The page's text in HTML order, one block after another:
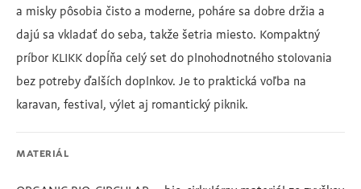
a misky pôsobia čisto a moderne, poháre sa dobre držia a
dajú sa vkladať do seba, takže šetria miesto. Kompaktný
príbor KLIKK dopĺňa celý set do plnohodnotného stolovania
bez potreby ďalších doplnkov. Je to praktická voľba na
karavan, festival, výlet aj romantický piknik.
MATERIÁL